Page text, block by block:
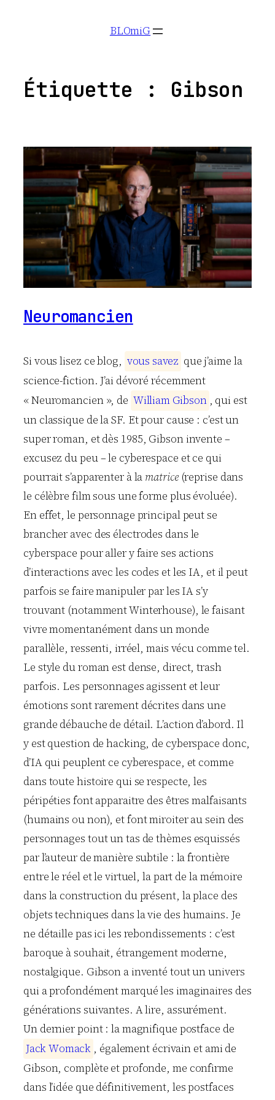
BLOmiG
Étiquette : Gibson
Neuromancien
Si vous lisez ce blog, vous savez que j’aime la
science-fiction. J’ai dévoré récemment
« Neuromancien », de William Gibson , qui est
un classique de la SF. Et pour cause : c’est un
super roman, et dès 1985, Gibson invente –
excusez du peu – le cyberespace et ce qui
pourrait s’apparenter à la matrice(reprise dans
le célèbre film sous une forme plus évoluée).
En effet, le personnage principal peut se
brancher avec des électrodes dans le
cyberspace pour aller y faire ses actions
d’interactions avec les codes et les IA, et il peut
parfois se faire manipuler par les IA s’y
trouvant (notamment Winterhouse), le faisant
vivre momentanément dans un monde
parallèle, ressenti, irréel, mais vécu comme tel.
Le style du roman est dense, direct, trash
parfois. Les personnages agissent et leur
émotions sont rarement décrites dans une
grande débauche de détail. L’action d’abord. Il
y est question de hacking, de cyberspace donc,
d’IA qui peuplent ce cyberespace, et comme
dans toute histoire qui se respecte, les
péripéties font apparaitre des êtres malfaisants
(humains ou non), et font miroiter au sein des
personnages tout un tas de thèmes esquissés
par l’auteur de manière subtile : la frontière
entre le réel et le virtuel, la part de la mémoire
dans la construction du présent, la place des
objets techniques dans la vie des humains. Je
ne détaille pas ici les rebondissements : c’est
baroque à souhait, étrangement moderne,
nostalgique. Gibson a inventé tout un univers
qui a profondément marqué les imaginaires des
générations suivantes. A lire, assurément.
Un dernier point : la magnifique postface de
JackWomack , également écrivain et ami de
Gibson, complète et profonde, me confirme
dans l’idée que définitivement, les postfaces